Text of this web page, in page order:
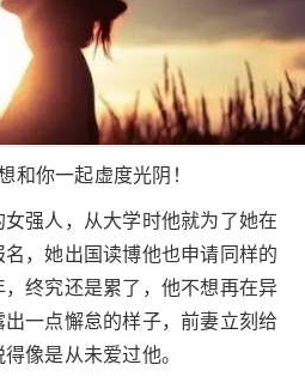
和你一起虚度光阴！
强人，从大学时他就为了她在
，她出国读博他也申请同样的
终究还是累了，他不想再在异
一点懈怠的样子，前妻立刻给
像是从未爱过他。